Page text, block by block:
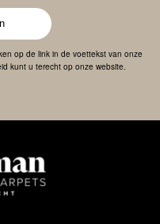
op de link in de voettekst van onze
kunt u terecht op onze website.